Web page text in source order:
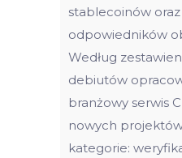
stablecoinów
odpowiedników
Według
debiutów
branżowy serwis
nowych
kategorie: